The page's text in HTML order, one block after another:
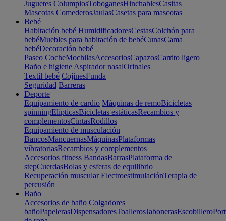
Juguetes ColumpiosToboganesHinchablesCasitas
Mascotas ComederosJaulasCasetas para mascotas
Bebé
Habitación bebé HumidificadoresCestasColchón para
bebéMuebles para habitación de bebéCunasCama
bebéDecoración bebé
Paseo CocheMochilasAccesoriosCapazosCarrito ligero
Baño e higiene Aspirador nasalOrinales
Textil bebé CojinesFunda
Seguridad Barreras
Deporte
Equipamiento de cardio Máquinas de remoBicicletas
spinningElípticasBicicletas estáticasRecambios y
complementosCintasRodillos
Equipamiento de musculación
BancosMancuernasMáquinasPlataformas
vibratoriasRecambios y complementos
Accesorios fitness BandasBarrasPlataforma de
stepCuerdasBolas y esferas de equilibrio
Recuperación muscular ElectroestimulaciónTerapia de
percusión
Baño
Accesorios de baño Colgadores
bañoPapelerasDispensadoresToallerosJabonerasEscobillero